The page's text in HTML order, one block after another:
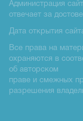
Администрация
отвечает за
Дата открытия
Все права на
охраняются в
об авторском
праве и смежных
разрешения